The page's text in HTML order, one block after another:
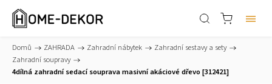
Domů / ZAHRADA / Zahradní nábytek / Zahradní sestavy a sety /
Zahradní soupravy /
4dílná zahradní sedací souprava masivní akáciové dřevo [312421]